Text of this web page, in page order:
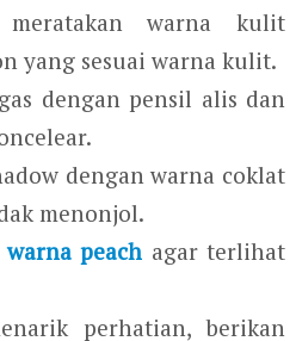
warna kulit
yang sesuai warna kulit.
dengan pensil alis dan
dengan warna coklat
menonjol.
warna peach agar terlihat
perhatian, berikan